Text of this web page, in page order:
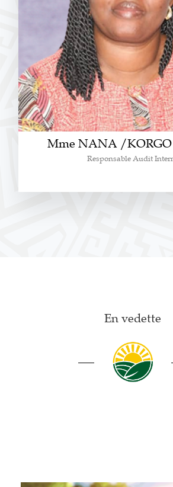
Mme NANA /KORGO
Responsable Audit
En vedette